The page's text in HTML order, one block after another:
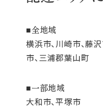
全地域
横浜市、川崎市、藤
市、三浦郡葉山町
一部地域
大和市、平塚市